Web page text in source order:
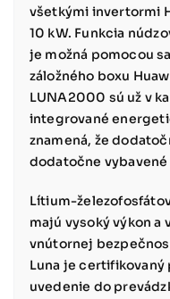
všetkými invertormi
10 kW. Funkcia
je možná pomocou
záložného boxu
LUNA2000 sú už v
integrované
znamená, že
dodatočne vybavené
Lítium-
majú vysoký výkon a
vnútornej
Luna je certifikovaný
uvedenie do